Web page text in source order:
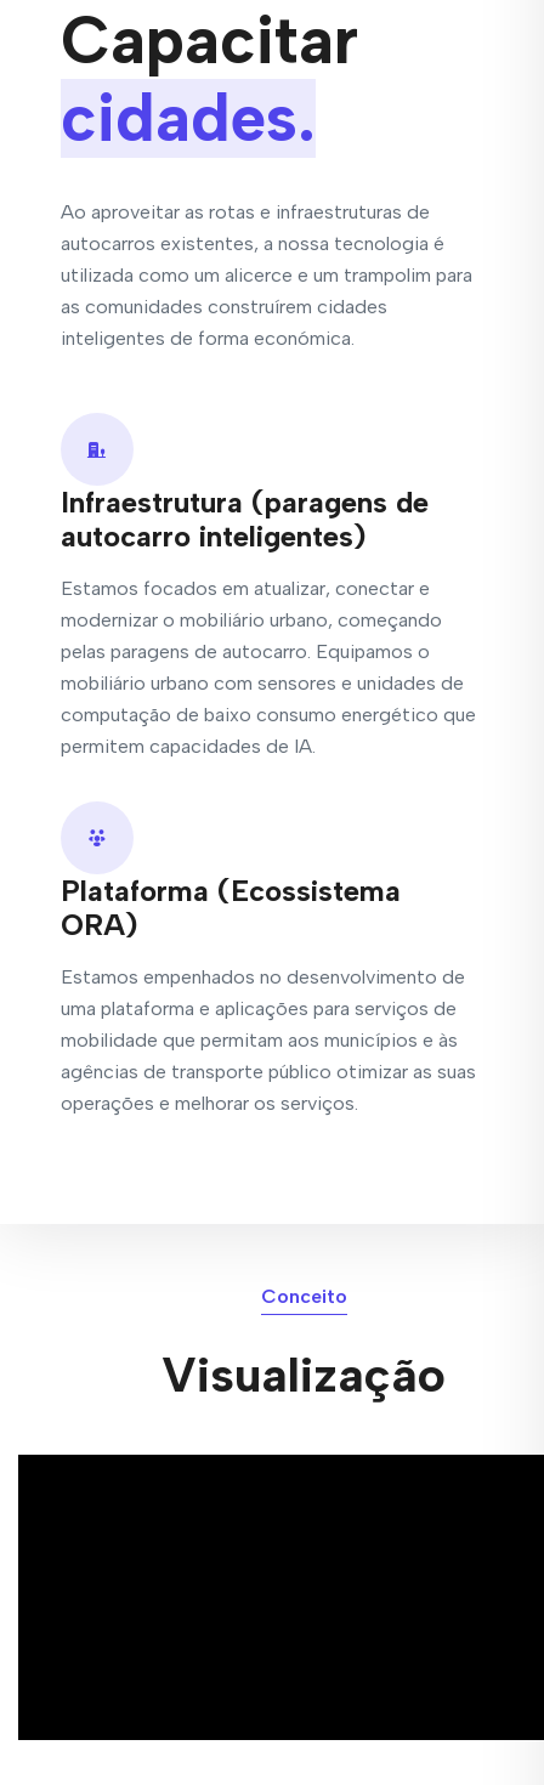
Capacitar
cidades.
Ao aproveitar as rotas e infraestruturas de
autocarros existentes, a nossa tecnologia é
utilizada como um alicerce e um trampolim para
as comunidades construírem cidades
inteligentes de forma económica.
Infraestrutura (paragens de
autocarro inteligentes)
Estamos focados em atualizar, conectar e
modernizar o mobiliário urbano, começando
pelas paragens de autocarro. Equipamos o
mobiliário urbano com sensores e unidades de
computação de baixo consumo energético que
permitem capacidades de IA.
Plataforma (Ecossistema
ORA)
Estamos empenhados no desenvolvimento de
uma plataforma e aplicações para serviços de
mobilidade que permitam aos municípios e às
agências de transporte público otimizar as suas
operações e melhorar os serviços.
Conceito
Visualização